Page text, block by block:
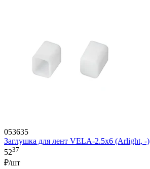
053635
Заглушка для лент VELA-2.5x6 (Arlight, -)
5237
₽/шт